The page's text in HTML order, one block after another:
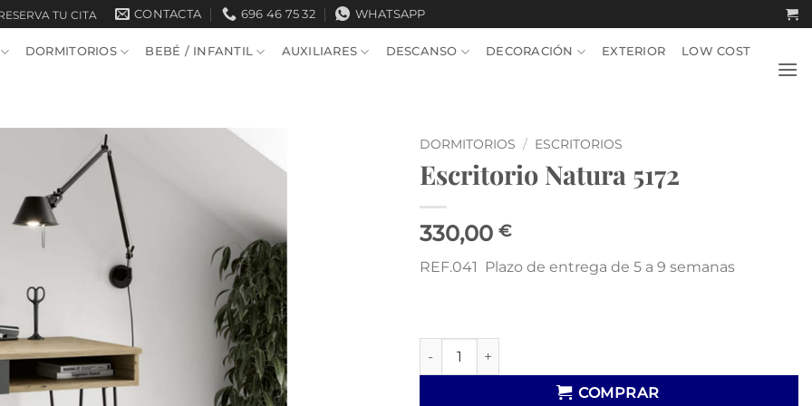
TU CITA CONTACTA 696 46 75 32 WHATSAPP
DORMITORIOS BEBÉ / INFANTIL AUXILIARES DESCANSO DECORACIÓN EXTERIOR LOW COST
DORMITORIOS / ESCRITORIOS
Escritorio Natura 5172
330,00 €
REF.041 Plazo de entrega de 5 a 9 semanas
Escritorio Natura 5172 cantidad
COMPRAR